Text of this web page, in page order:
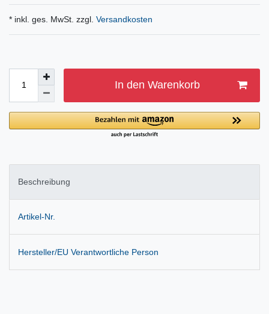
* inkl. ges. MwSt. zzgl. Versandkosten
In den Warenkorb
Beschreibung
Artikel-Nr.
Hersteller/EU Verantwortliche Person